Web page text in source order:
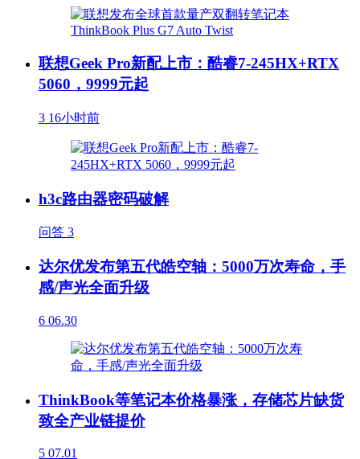
联想Geek Pro新配上市：酷睿7-245HX+RTX
5060，9999元起
3 16小时前
h3c路由器密码破解
问答 3
达尔优发布第五代皓空轴：5000万次寿命，手
感/声光全面升级
6 06.30
ThinkBook等笔记本价格暴涨，存储芯片缺货
致全产业链提价
5 07.01